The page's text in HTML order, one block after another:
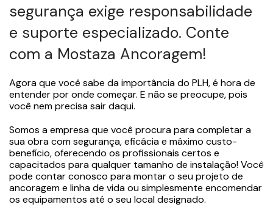
segurança exige responsabilidade
e suporte especializado. Conte
com a Mostaza Ancoragem!
Agora que você sabe da importância do PLH, é hora de
entender por onde começar. E não se preocupe, pois
você nem precisa sair daqui.
Somos a empresa que você procura para completar a
sua obra com segurança, eficácia e máximo custo-
benefício, oferecendo os profissionais certos e
capacitados para qualquer tamanho de instalação! Você
pode contar conosco para montar o seu projeto de
ancoragem e linha de vida ou simplesmente encomendar
os equipamentos até o seu local designado.